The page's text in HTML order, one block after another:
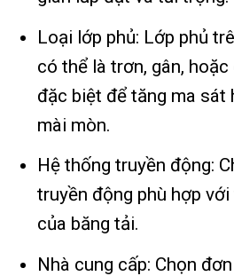
Loại lớp phủ: Lớp phủ
có thể là trơn, gân,
đặc biệt để tăng ma sát
mài mòn.
Hệ thống truyền động:
truyền động phù hợp
của băng tải.
Nhà cung cấp: Chọn